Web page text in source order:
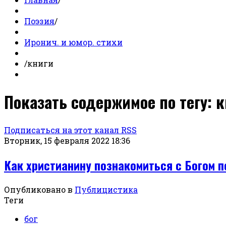
Поэзия/
Иронич. и юмор. стихи
/книги
Показать содержимое по тегу:
Подписаться на этот канал RSS
Вторник, 15 февраля 2022 18:36
Как христианину познакомиться с Богом
Опубликовано в Публицистика
Теги
бог